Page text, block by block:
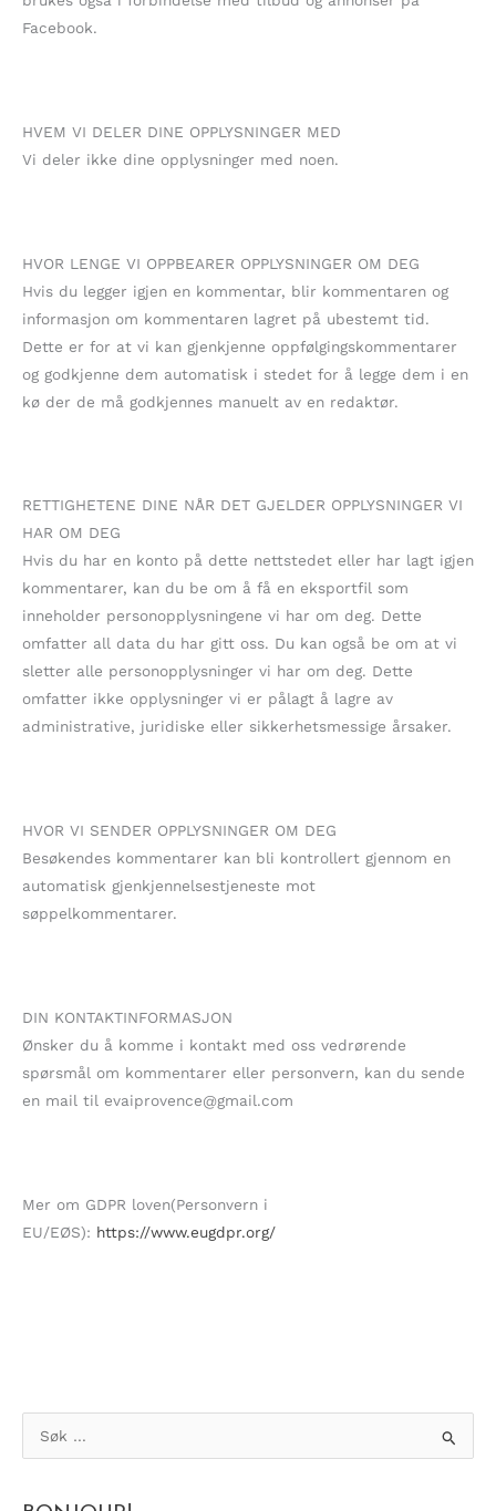
Facebook.
HVEM VI DELER DINE OPPLYSNINGER MED
Vi deler ikke dine opplysninger med noen.
HVOR LENGE VI OPPBEARER OPPLYSNINGER OM DEG
Hvis du legger igjen en kommentar, blir kommentaren og
informasjon om kommentaren lagret på ubestemt tid.
Dette er for at vi kan gjenkjenne oppfølgingskommentarer
og godkjenne dem automatisk i stedet for å legge dem i en
kø der de må godkjennes manuelt av en redaktør.
RETTIGHETENE DINE NÅR DET GJELDER OPPLYSNINGER VI
HAR OM DEG
Hvis du har en konto på dette nettstedet eller har lagt igjen
kommentarer, kan du be om å få en eksportfil som
inneholder personopplysningene vi har om deg. Dette
omfatter all data du har gitt oss. Du kan også be om at vi
sletter alle personopplysninger vi har om deg. Dette
omfatter ikke opplysninger vi er pålagt å lagre av
administrative, juridiske eller sikkerhetsmessige årsaker.
HVOR VI SENDER OPPLYSNINGER OM DEG
Besøkendes kommentarer kan bli kontrollert gjennom en
automatisk gjenkjennelsestjeneste mot
søppelkommentarer.
DIN KONTAKTINFORMASJON
Ønsker du å komme i kontakt med oss vedrørende
spørsmål om kommentarer eller personvern, kan du sende
en mail til evaiprovence@gmail.com
Mer om GDPR loven(Personvern i
EU/EØS): https://www.eugdpr.org/
ø